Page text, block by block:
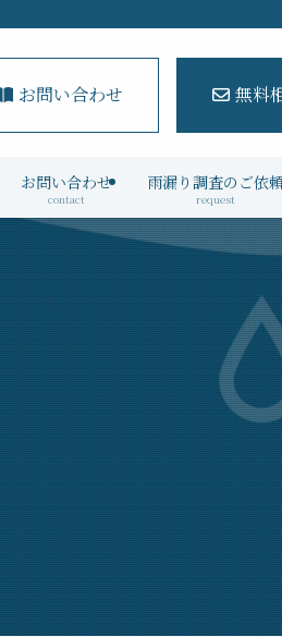
お問い合わせ 無料
お問い合わせ
contact
雨漏り調査のご依
request